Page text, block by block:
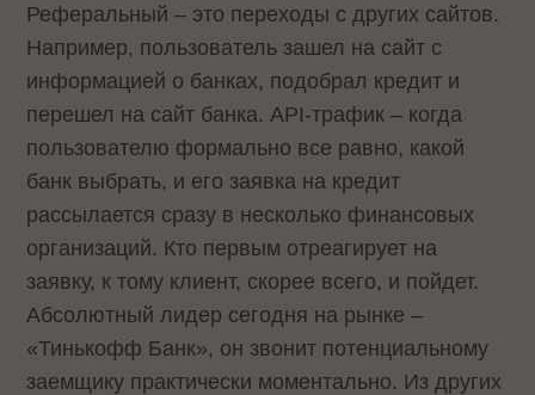
Реферальный – это переходы с других сайтов.
Например, пользователь зашел на сайт с
информацией о банках, подобрал кредит и
перешел на сайт банка. API-трафик – когда
пользователю формально все равно, какой
банк выбрать, и его заявка на кредит
рассылается сразу в несколько финансовых
организаций. Кто первым отреагирует на
заявку, к тому клиент, скорее всего, и пойдет.
Абсолютный лидер сегодня на рынке –
«Тинькофф Банк», он звонит потенциальному
заемщику практически моментально. Из других